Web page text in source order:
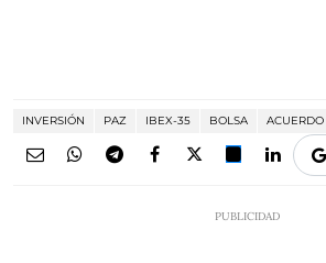
INVERSIÓN PAZ IBEX-35 BOLSA ACUERDO